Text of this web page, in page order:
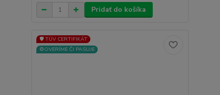
Pridať do košíka
🛡️ TÜV CERTIFIKÁT
⚙️OVERÍME ČI PASUJE